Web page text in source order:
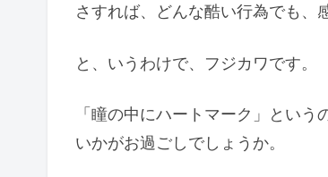
さすれば、どんな酷い行為でも
と、いうわけで、フジカワです。
「瞳の中にハートマーク」とい
いかがお過ごしでしょうか。